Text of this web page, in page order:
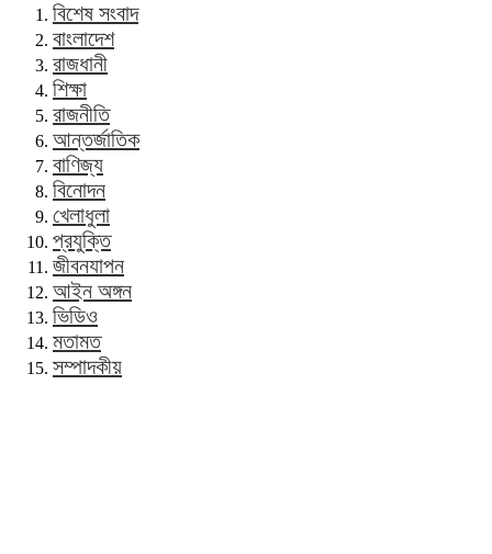
বিশেষ সংবাদ
বাংলাদেশ
রাজধানী
শিক্ষা
রাজনীতি
আন্তর্জাতিক
বাণিজ্য
বিনোদন
খেলাধুলা
প্রযুক্তি
জীবনযাপন
আইন অঙ্গন
ভিডিও
মতামত
সম্পাদকীয়